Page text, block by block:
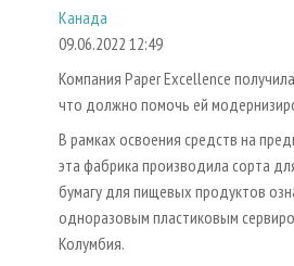
Канада
09.06.2022 12:49
Компания Paper Excellence
что должно помочь ей
В рамках освоения средств на
эта фабрика производила сорта
бумагу для пищевых продуктов
одноразовым пластиковым
Колумбия.